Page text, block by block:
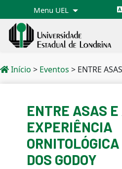
Menu UEL
Início > Eventos > ENTRE ASAS E
ENTRE ASAS E
EXPERIÊNCIA
DOS GODOY